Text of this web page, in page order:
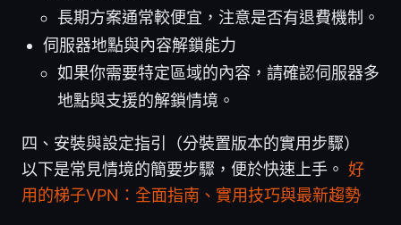
長期方案通常較便宜，注意是否有退費機制。
伺服器地點與內容解鎖能力
如果你需要特定區域的內容，請確認伺服器多
地點與支援的解鎖情境。
四、安裝與設定指引（分裝置版本的實用步驟）
以下是常見情境的簡要步驟，便於快速上手。 好
用的梯子VPN：全面指南、實用技巧與最新趨勢